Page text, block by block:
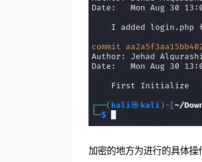
加密的地方为进行的具体操